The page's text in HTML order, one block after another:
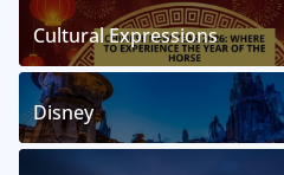
Cultural Expressions
Disney